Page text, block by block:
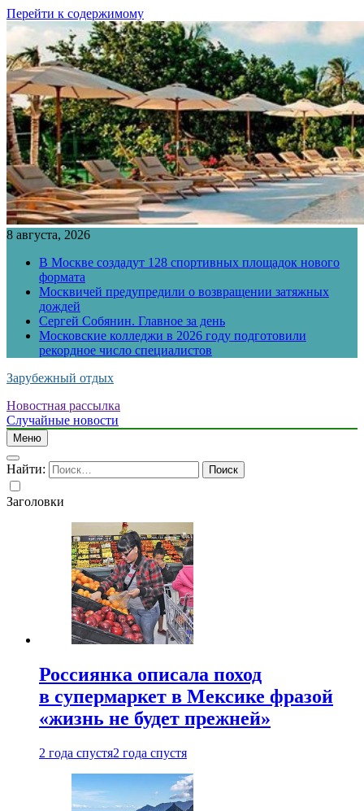
Перейти к содержимому
8 августа, 2026
В Москве создадут 128 спортивных площадок нового
формата
Москвичей предупредили о возвращении затяжных
дождей
Сергей Собянин. Главное за день
Московские колледжи в 2026 году подготовили
рекордное число специалистов
Зарубежный отдых
Новостная рассылка
Случайные новости
Меню
Найти:
Заголовки
Россиянка описала поход
в супермаркет в Мексике фразой
«жизнь не будет прежней»
2 года спустя2 года спустя